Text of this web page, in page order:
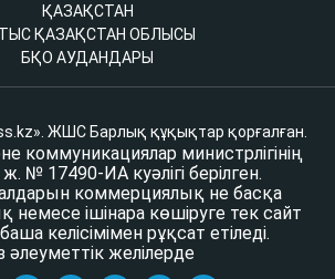
ҚАЗАҚСТАН
ҚАЗАҚСТАН ОБЛЫСЫ
БҚО АУДАНДАРЫ
ЖШС Барлық құқықтар қорғалған.
коммуникациялар министрлігінің
№ 17490-ИА куәлігі берілген.
коммерциялық не басқа
немесе ішінара көшіруге тек сайт
келісімімен рұқсат етіледі.
әлеуметтік желілерде